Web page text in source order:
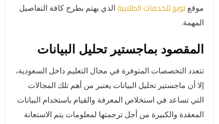
موقع توبرز للخدمات الطلابية الذي يهتم بطرح كافة التفاصيل
المهمة.
المقصود بماجستير تحليل البيانات
تتعدد التخصصات المتوفرة في مجال التعليم داخل السعودية،
إلا أن ماجستير تحليل البيانات يعتبر من أهم تلك المجالات
التي تساعد في استخلاص المعرفة والقيام باستخدام البيانات
المعقدة والكبيرة من أجل ترجمتها لمعلومات يتم الاستعانة